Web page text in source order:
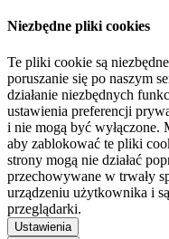
Niezbędne pliki cookies
Te pliki cookie są
poruszanie się po naszym
działanie niezbędnych
ustawienia preferencji
i nie mogą być wyłączone.
aby zablokować te pliki
strony mogą nie działać
przechowywane w trwały
urządzeniu użytkownika i
przeglądarki.
Ustawienia